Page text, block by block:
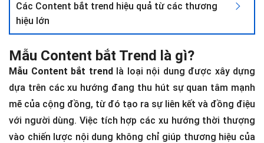
Các Content bắt trend hiệu quả từ các thương
hiệu lớn
Mẫu Content bắt Trend là gì?
Mẫu Content bắt trend là loại nội dung được xây dựng
dựa trên các xu hướng đang thu hút sự quan tâm mạnh
mẽ của cộng đồng, từ đó tạo ra sự liên kết và đồng điệu
với người dùng. Việc tích hợp các xu hướng thời thượng
vào chiến lược nội dung không chỉ giúp thương hiệu của